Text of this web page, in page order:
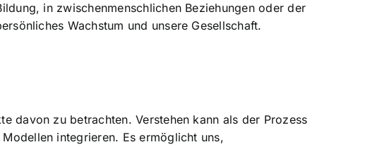
in zwischenmenschlichen Beziehungen oder der
Wachstum und unsere Gesellschaft.
davon zu betrachten. Verstehen kann als der Prozess
integrieren. Es ermöglicht uns,